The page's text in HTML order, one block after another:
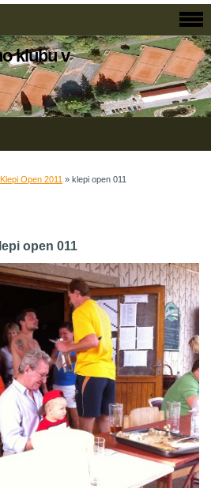
klubu v
Klepi Open 2011 » klepi open 011
open 011